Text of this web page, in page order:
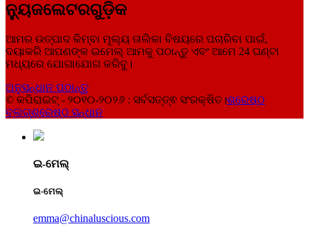
ନ୍ୟୁଜଲେଟରଗୁଡ଼ିକ
ଆମର ଉତ୍ପାଦ କିମ୍ବା ମୂଲ୍ୟ ତାଲିକା ବିଷୟରେ ପଚାରିବା ପାଇଁ,
ଦୟାକରି ଆପଣଙ୍କ ଇମେଲ୍ ଆମକୁ ପଠାନ୍ତୁ ଏବଂ ଆମେ 24 ଘଣ୍ଟା
ମଧ୍ୟରେ ଯୋଗାଯୋଗ କରିବୁ।
ଅନୁସନ୍ଧାନ ପଠାନ୍ତୁ
© କପିରାଇଟ୍ - ୨୦୧୦-୨୦୨୬ : ସର୍ବସତ୍ତ୍ଵ ସଂରକ୍ଷିତ।ଶ୍ରେଷ୍ଠ
ବ୍ଲଗ୍ଶ୍ରେଷ୍ଠ ସନ୍ଧାନ
ଇ-ମେଲ୍
ଇ-ମେଲ୍
emma@chinaluscious.com